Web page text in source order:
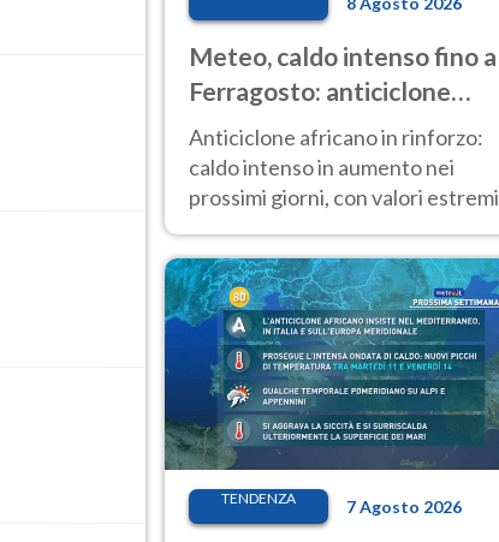
Meteo, caldo intenso fino a
Ferragosto: anticiclone
africano ancora
protagonista
Anticiclone africano in rinforzo:
caldo intenso in aumento nei
prossimi giorni, con valori estremi
d’Italia
TENDENZA 7 Agosto 2026